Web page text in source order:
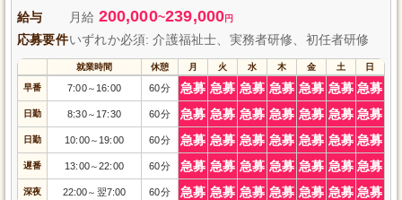
給与 月給 200,000~239,000円
応募要件いずれか必須: 介護福祉士、実務者研修、初任者研修
就業時間 休憩 月 火 水 木 金 土 日
早番 7:00～ 16:00 60分 急募 急募 急募 急募 急募 急募 急募
日勤 8:30～ 17:30 60分 急募 急募 急募 急募 急募 急募 急募
日勤 10:00～ 19:00 60分 急募 急募 急募 急募 急募 急募 急募
遅番 13:00～22:00 60分 急募 急募 急募 急募 急募 急募 急募
深夜 22:00～ 翌7:00 60分 急募 急募 急募 急募 急募 急募 急募